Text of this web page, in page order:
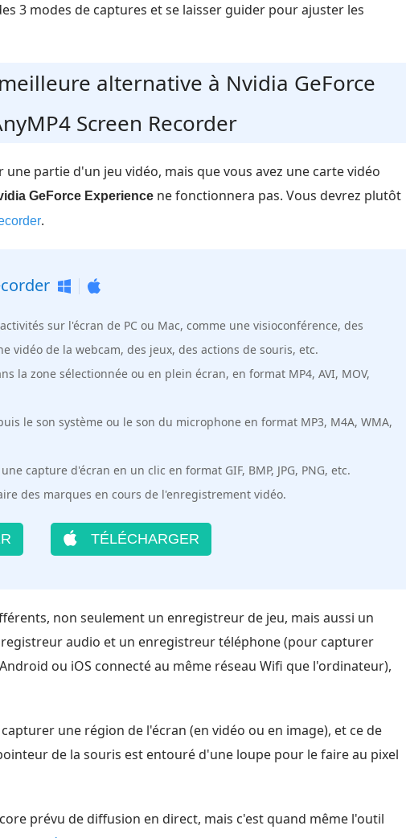
3 modes de captures et se laisser guider pour ajuster les
alternative à Nvidia GeForce
Screen Recorder
une partie d'un jeu vidéo, mais que vous avez une carte vidéo
GeForce Experience ne fonctionnera pas. Vous devrez plutôt
.
sur l'écran de PC ou Mac, comme une visioconférence, des
vidéo de la webcam, des jeux, des actions de souris, etc.
la zone sélectionnée ou en plein écran, en format MP4, AVI, MOV,
le son système ou le son du microphone en format MP3, M4A, WMA,
capture d'écran en un clic en format GIF, BMP, JPG, PNG, etc.
des marques en cours de l'enregistrement vidéo.
TÉLÉCHARGER
non seulement un enregistreur de jeu, mais aussi un
audio et un enregistreur téléphone (pour capturer
ou iOS connecté au même réseau Wifi que l'ordinateur),
une région de l'écran (en vidéo ou en image), et ce de
de la souris est entouré d'une loupe pour le faire au pixel
prévu de diffusion en direct, mais c'est quand même l'outil